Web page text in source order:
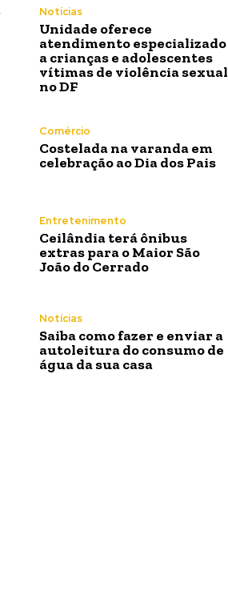
Notícias
Unidade oferece
atendimento especializado
a crianças e adolescentes
vítimas de violência sexual
no DF
Comércio
Costelada na varanda em
celebração ao Dia dos Pais
Entretenimento
Ceilândia terá ônibus
extras para o Maior São
João do Cerrado
Notícias
Saiba como fazer e enviar a
autoleitura do consumo de
água da sua casa